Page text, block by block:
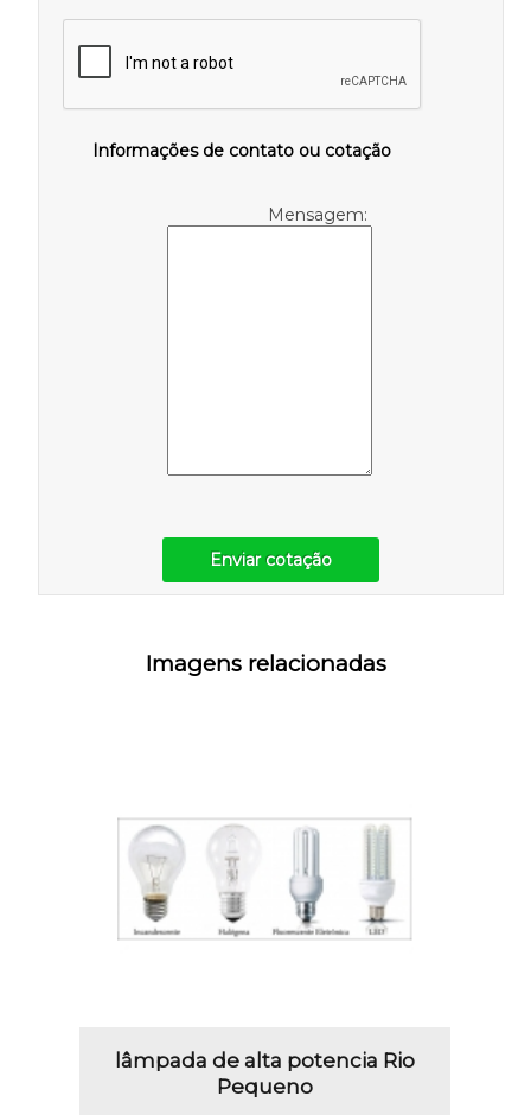
Informações de contato ou cotação
Mensagem:
Enviar cotação
Imagens relacionadas
lâmpada de alta potencia Rio
Pequeno